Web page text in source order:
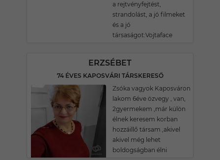
a rejtvényfejtést,
strandolást, a jó filmeket
és a jó
társaságot:Vojtaface
ERZSÉBET
74 ÉVES KAPOSVÁRI TÁRSKERESŐ
Zsóka vagyok Kaposváron
lakom 6éve özvegy , van,
2gyermekem ,már külön
élnek keresem korban
hozzáillő társam ,akivel
akivel még lehet
boldogságban élni